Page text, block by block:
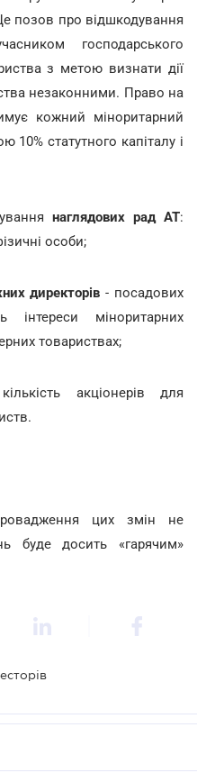
позов про відшкодування
господарського
з метою визнати дії
незаконними. Право на
кожний міноритарний
10% статутного капіталу і
наглядових рад АТ:
особи;
директорів - посадових
інтереси міноритарних
товариствах;
акціонерів для
цих змін не
буде досить «гарячим»